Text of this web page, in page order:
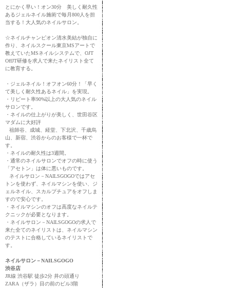
とにかく早い！オン30分 美しく耐久性
あるジェルネイル施術で毎月800人を担
当する！大人気のネイルサロン。
☆ネイルチャンピオン清水美結が独自に
作り、ネイルスクール東京MSアートで
教えていたMSネイルシステムで、OJT
OffJT研修を求人で来たネイリスト全て
に教育する。
・ジェルネイル！オフオン60分！「早く
て美しく耐久性あるネイル」を実現。
・リピート率90%以上の大人気のネイル
サロンです。
・ネイルの仕上がりが美しく、世田谷区
マダムに大好評
祖師谷、成城、経堂、下北沢、千歳烏
山、新宿、渋谷からのお客様で一杯で
す。
・ネイルの耐久性は3週間。
・通常のネイルサロンでオフの時に使う
「アセトン」は体に悪いものです。
ネイルサロン－NAILSGOGOではアセ
トンを使わず、ネイルマシンを使い、ジ
ェルネイル、スカルプチュアをオフしま
すので安心です。
・ネイルマシンのオフは高度なネイルテ
クニックが必要となります。
・ネイルサロン－NAILSGOGOの求人で
来た全てのネイリストは、ネイルマシン
のテストに合格しているネイリストで
す。
ネイルサロン－NAILSGOGO
渋谷店
JR線 渋谷駅 徒歩2分 井の頭通り
ZARA（ザラ）目の前のビル3階